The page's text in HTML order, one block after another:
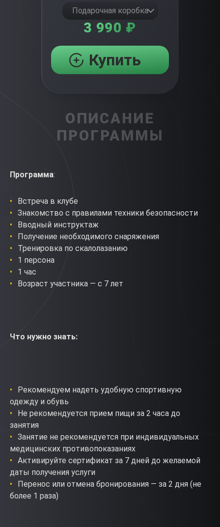
Подарочная коробка
3 990 ₽
Купить
ОПИСАНИЕ
ПРОГРАММЫ
Программа:
Встреча в клубе
Знакомство с правилами техники безопасности
Вводный инструктаж
Получение необходимого снаряжения
Тренировка по скалолазанию
1 персона
1 час
Возраст участника — с 7 лет
Что нужно знать:
Рекомендуем надеть удобную спортивную
одежду и обувь
Не рекомендуется прием пищи за 2 часа до
занятия
Занятие не рекомендуется при индивидуальных
медицинских противопоказаниях
Активируйте сертификат за 7 дней до желаемой
даты получения услуги
Перенос или отмена бронирования — за 2 дня (не
более 1 раза)